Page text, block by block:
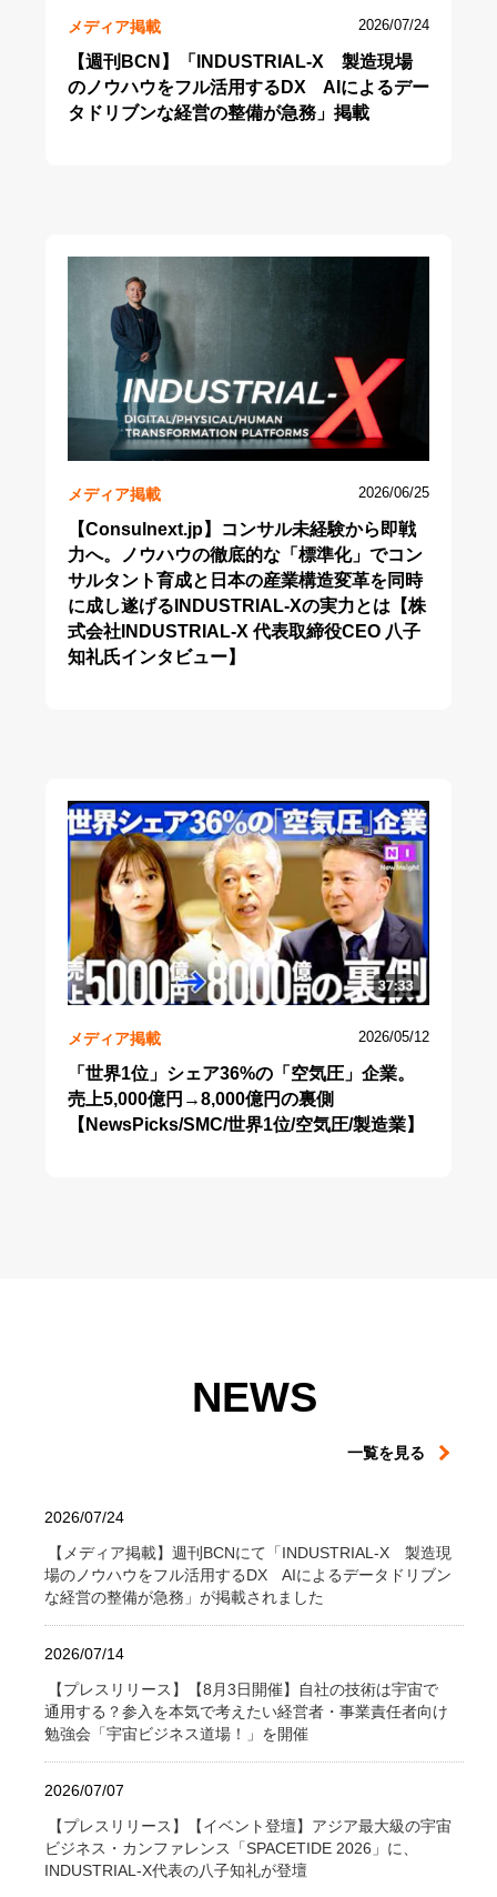
メディア掲載 2026/07/24
【週刊BCN】「INDUSTRIAL-X 製造現場
のノウハウをフル活用するDX AIによるデー
タドリブンな経営の整備が急務」掲載
メディア掲載 2026/06/25
【Consulnext.jp】コンサル未経験から即戦
力へ。ノウハウの徹底的な「標準化」でコン
サルタント育成と日本の産業構造変革を同時
に成し遂げるINDUSTRIAL-Xの実力とは【株
式会社INDUSTRIAL-X 代表取締役CEO 八子
知礼氏インタビュー】
メディア掲載 2026/05/12
「世界1位」シェア36%の「空気圧」企業。
売上5,000億円→8,000億円の裏側
【NewsPicks/SMC/世界1位/空気圧/製造業】
NEWS
一覧を見る
2026/07/24
【メディア掲載】週刊BCNにて「INDUSTRIAL-X 製造現
場のノウハウをフル活用するDX AIによるデータドリブン
な経営の整備が急務」が掲載されました
2026/07/14
【プレスリリース】【8月3日開催】自社の技術は宇宙で
通用する？参入を本気で考えたい経営者・事業責任者向け
勉強会「宇宙ビジネス道場！」を開催
2026/07/07
【プレスリリース】【イベント登壇】アジア最大級の宇宙
ビジネス・カンファレンス「SPACETIDE 2026」に、
INDUSTRIAL-X代表の八子知礼が登壇